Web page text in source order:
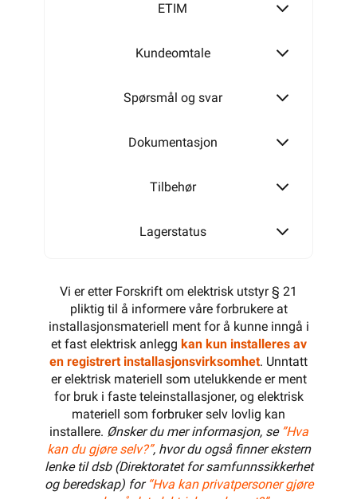
ETIM
Kundeomtale
Spørsmål og svar
Dokumentasjon
Tilbehør
Lagerstatus
Vi er etter Forskrift om elektrisk utstyr § 21
pliktig til å informere våre forbrukere at
installasjonsmateriell ment for å kunne inngå i
et fast elektrisk anlegg kan kun installeres av
en registrert installasjonsvirksomhet. Unntatt
er elektrisk materiell som utelukkende er ment
for bruk i faste teleinstallasjoner, og elektrisk
materiell som forbruker selv lovlig kan
installere. Ønsker du mer informasjon, se ”Hva
kan du gjøre selv?”, hvor du også finner ekstern
lenke til dsb (Direktoratet for samfunnssikkerhet
og beredskap) for “Hva kan privatpersoner gjøre